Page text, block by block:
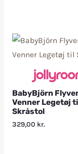
BabyBjörn
Venner Legetøj
Skråstol
329,00 kr.